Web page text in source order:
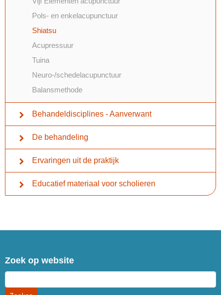
Pols- en enkelacupunctuur
Shiatsu
Acupressuur
Tuina
Neuro-/schedelacupunctuur
Balansmethode
Behandeldisciplines - Aanverwant
De behandeling
Ervaringen uit de praktijk
Educatief materiaal voor scholieren
Zoek op website